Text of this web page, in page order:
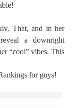
That, and in her
a downright
“cool” vibes. This
for guys!